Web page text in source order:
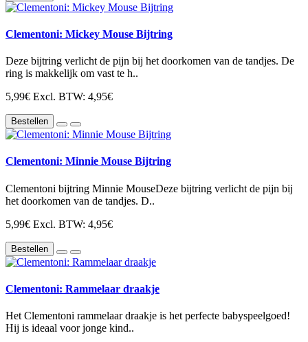
Clementoni: Mickey Mouse Bijtring
Deze bijtring verlicht de pijn bij het doorkomen van de tandjes. De
ring is makkelijk om vast te h..
5,99€ Excl. BTW: 4,95€
Bestellen
Clementoni: Minnie Mouse Bijtring
Clementoni bijtring Minnie MouseDeze bijtring verlicht de pijn bij
het doorkomen van de tandjes. D..
5,99€ Excl. BTW: 4,95€
Bestellen
Clementoni: Rammelaar draakje
Het Clementoni rammelaar draakje is het perfecte babyspeelgoed!
Hij is ideaal voor jonge kind..